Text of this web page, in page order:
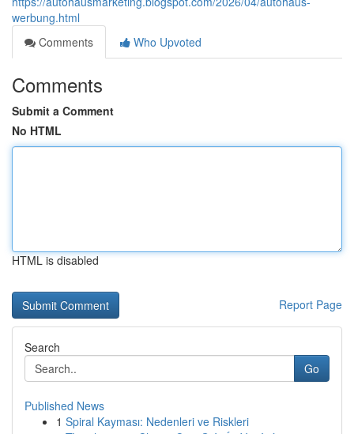
werbung.html
Comments
Who Upvoted
Comments
Submit a Comment
No HTML
HTML is disabled
Report Page
Search
Go
Published News
1 Spiral Kayması: Nedenleri ve Riskleri